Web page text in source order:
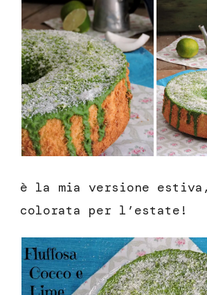
è la mia versione
colorata per l’estate!